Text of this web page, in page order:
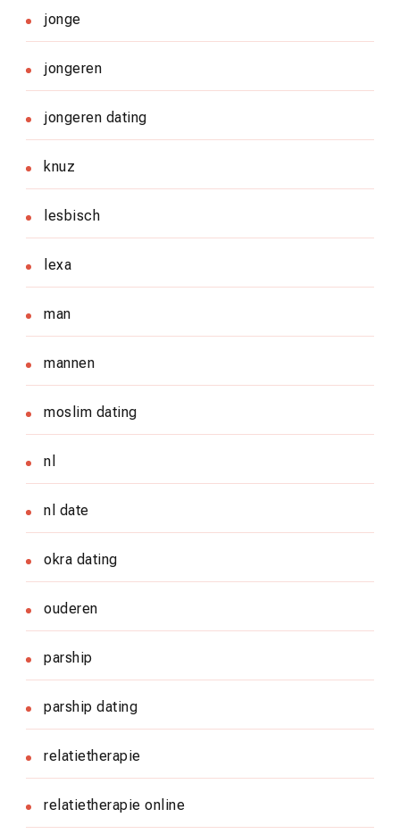
jonge
jongeren
jongeren dating
knuz
lesbisch
lexa
man
mannen
moslim dating
nl
nl date
okra dating
ouderen
parship
parship dating
relatietherapie
relatietherapie online